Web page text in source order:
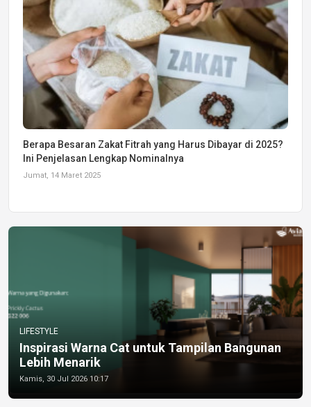
Berapa Besaran Zakat Fitrah yang Harus Dibayar di 2025?
Ini Penjelasan Lengkap Nominalnya
Jumat, 14 Maret 2025
LIFESTYLE
Inspirasi Warna Cat untuk Tampilan Bangunan
Lebih Menarik
Kamis, 30 Jul 2026 10:17